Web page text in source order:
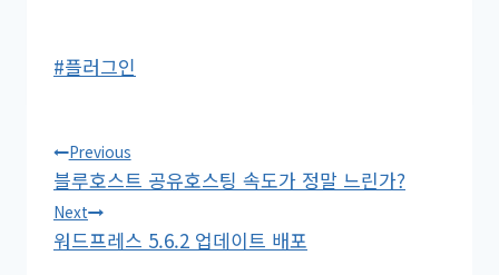
Post
#플러그인
글
탐
색
Previous
블루호스트 공유호스팅 속도가 정말 느린가?
Next
워드프레스 5.6.2 업데이트 배포